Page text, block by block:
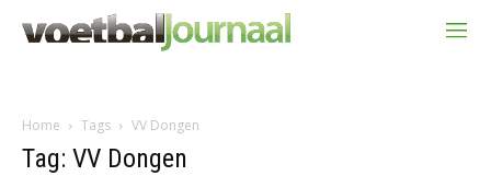
Home Tags VV Dongen
Tag: VV Dongen